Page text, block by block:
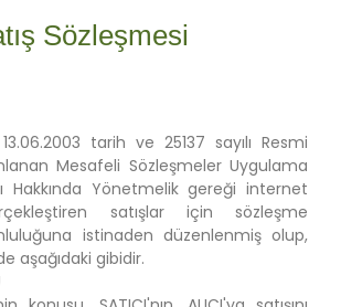
Sözleşmesi
tarih ve 25137 sayılı Resmi
Mesafeli Sözleşmeler Uygulama
Hakkında Yönetmelik gereği internet
satışlar için sözleşme
istinaden düzenlenmiş olup,
aşağıdaki gibidir.